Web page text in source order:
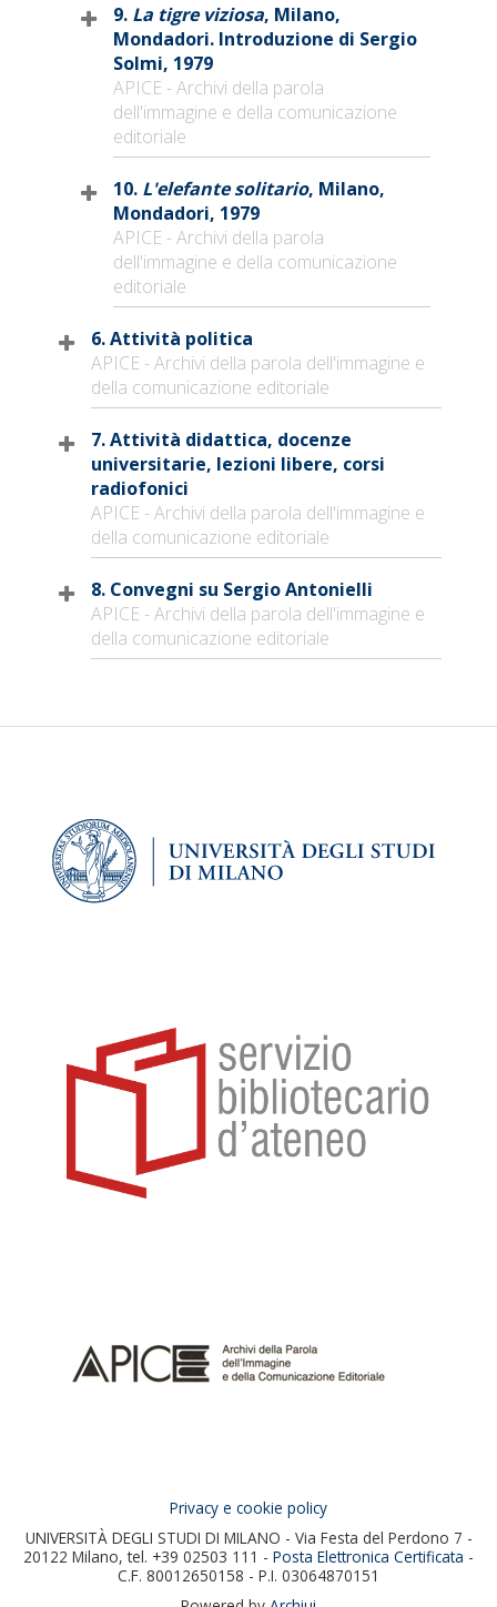
9. La tigre viziosa, Milano,
Mondadori. Introduzione di Sergio
Solmi, 1979
APICE - Archivi della parola
dell'immagine e della comunicazione
editoriale
10. L'elefante solitario, Milano,
Mondadori, 1979
APICE - Archivi della parola
dell'immagine e della comunicazione
editoriale
6. Attività politica
APICE - Archivi della parola dell'immagine e
della comunicazione editoriale
7. Attività didattica, docenze
universitarie, lezioni libere, corsi
radiofonici
APICE - Archivi della parola dell'immagine e
della comunicazione editoriale
8. Convegni su Sergio Antonielli
APICE - Archivi della parola dell'immagine e
della comunicazione editoriale
Privacy e cookie policy
UNIVERSITÀ DEGLI STUDI DI MILANO - Via Festa del Perdono 7 -
20122 Milano, tel. +39 02503 111 - Posta Elettronica Certificata -
C.F. 80012650158 - P.I. 03064870151